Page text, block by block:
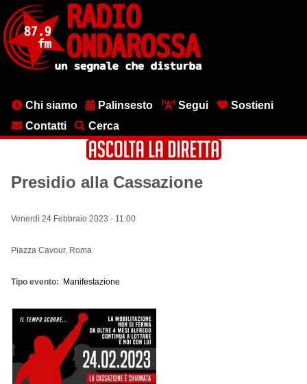
contenuto
principale
MenuChi siamo Palinsesto Segui
Sostieni
Contatti
Cerca
Presidio alla Cassazione
Venerdì 24 Febbraio 2023 - 11:00
Piazza Cavour, Roma
Tipo evento Manifestazione